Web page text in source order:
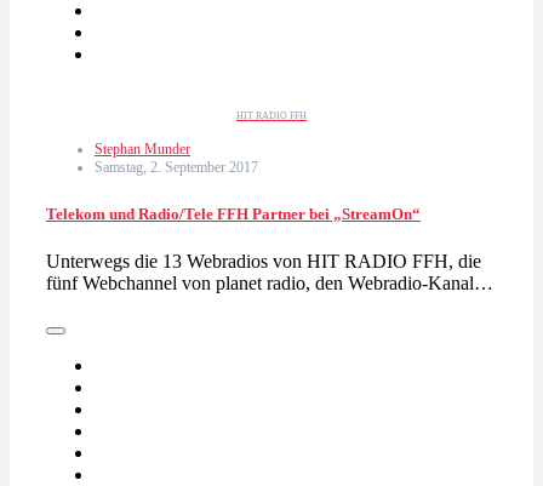
HIT RADIO FFH
Stephan Munder
Samstag, 2. September 2017
Telekom und Radio/Tele FFH Partner bei „StreamOn“
Unterwegs die 13 Webradios von HIT RADIO FFH, die
fünf Webchannel von planet radio, den Webradio-Kanal…